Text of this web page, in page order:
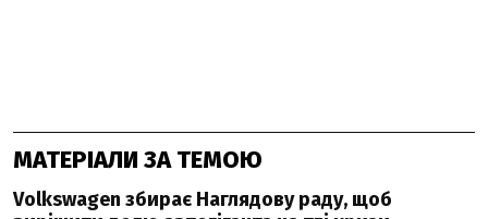
МАТЕРІАЛИ ЗА ТЕМОЮ
Volkswagen збирає Наглядову раду, щоб